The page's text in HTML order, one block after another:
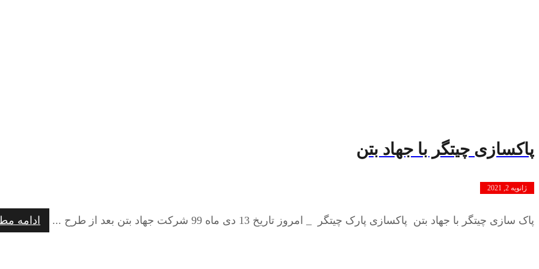
پاکسازی چیتگر با جهاد بتن
ژانویه 2, 2021
پاک سازی چیتگر با جهاد بتن پاکسازی پارک چیتگر _ امروز تاریخ 13 دی ماه 99 شرکت جهاد بتن بعد از طرح ... ادامه